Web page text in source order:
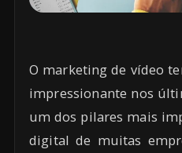
O marketing de vídeo
impressionante nos
um dos pilares mais
digital de muitas